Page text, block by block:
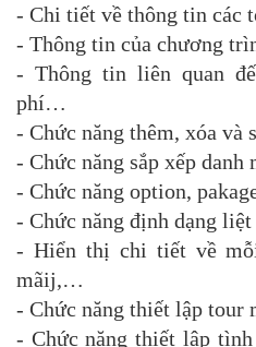
- Chi tiết về thông tin các
- Thông tin của chương
- Thông tin liên quan
phí…
- Chức năng thêm, xóa và
- Chức năng sắp xếp danh
- Chức năng option,
- Chức năng định dạng
- Hiển thị chi tiết về
mãij,…
- Chức năng thiết lập
- Chức năng thiết lập